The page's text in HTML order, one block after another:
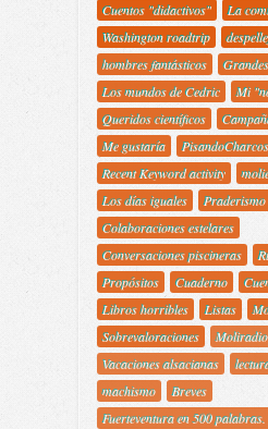
Cuentos "didactivos"
La
Washington roadtrip
hombres fantásticos
Los mundos de Cedric
Mi
Queridos científicos
Me gustaría
PisandoCharcos
Recent Keyword activity
Los días iguales
Colaboraciones estelares
Conversaciones piscineras
Propósitos
Cuaderno
Libros horribles
Listas
Sobrevaloraciones
Moliradio
Vacaciones alsacianas
machismo
Breves
Fuerteventura en 500 palabras.